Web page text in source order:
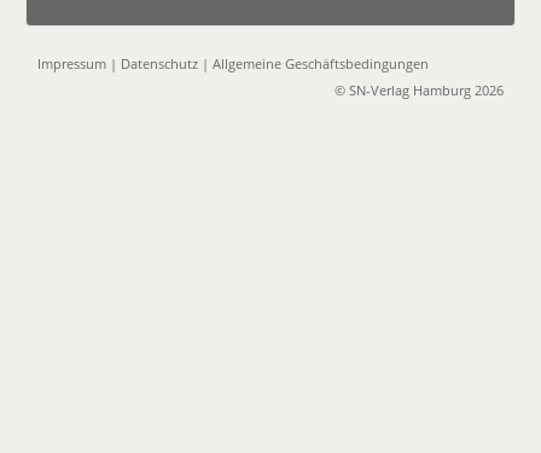
Impressum | Datenschutz |Allgemeine Geschäftsbedingungen
© SN-Verlag Hamburg 2026